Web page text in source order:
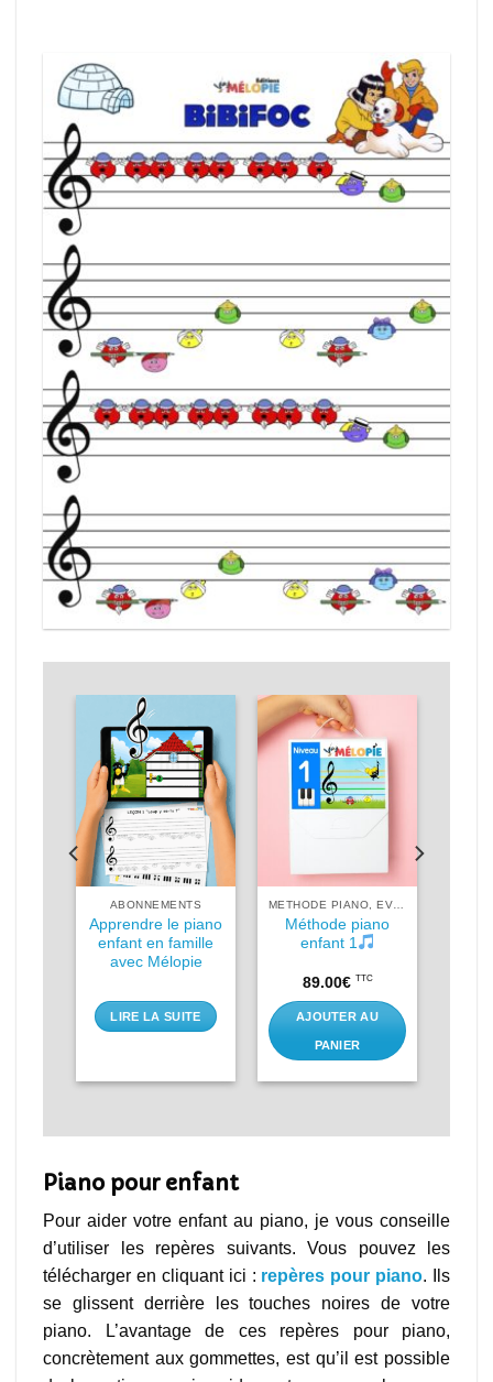
ABONNEMENTS
Apprendre le piano
enfant en famille
avec Mélopie
LIRE LA SUITE
Méthode piano
enfant 1
89.00€ TTC
AJOUTER AU
PANIER
Piano pour enfant
Pour aider votre enfant au piano, je vous conseille
d’utiliser les repères suivants. Vous pouvez les
télécharger en cliquant ici : repères pour piano. Ils
se glissent derrière les touches noires de votre
piano. L’avantage de ces repères pour piano,
concrètement aux gommettes, est qu’il est possible